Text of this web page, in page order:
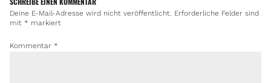
Deine E-Mail-Adresse wird nicht veröffentlicht. Erforderliche Felder sind
mit* markiert
Kommentar*